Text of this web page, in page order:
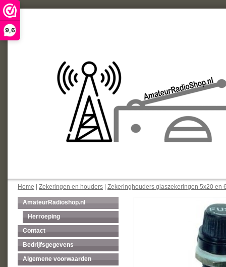
9,6
Home Zekeringen en houders Zekeringhouders glaszekeringen 5x20 en
AmateurRadioshop.nl
Herroeping
Contact
Bedrijfsgegevens
Algemene voorwaarden